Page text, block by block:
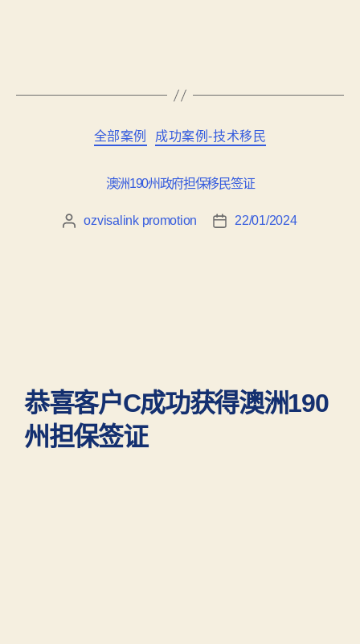
全部案例 成功案例-技术移民
澳洲190州政府担保移民签证
ozvisalink promotion 22/01/2024
恭喜客户C成功获得澳洲190
州担保签证